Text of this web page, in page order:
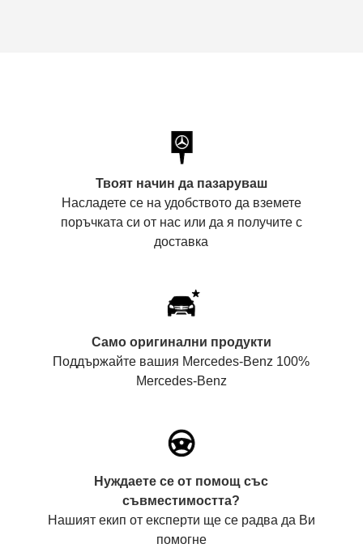
Твоят начин да пазаруваш
Насладете се на удобството да вземете
поръчката си от нас или да я получите с
доставка
Само оригинални продукти
Поддържайте вашия Mercedes-Benz 100%
Mercedes-Benz
Нуждаете се от помощ със
съвместимостта?
Нашият екип от експерти ще се радва да Ви
помогне